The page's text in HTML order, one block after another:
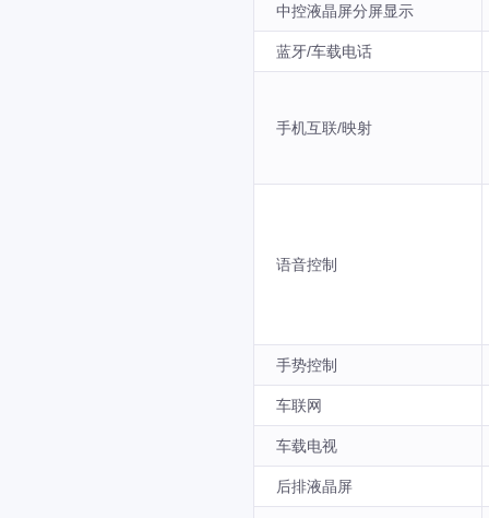
中控液晶屏分屏显示
蓝牙/车载电话
手机互联/映射
语音控制
手势控制
车联网
车载电视
后排液晶屏